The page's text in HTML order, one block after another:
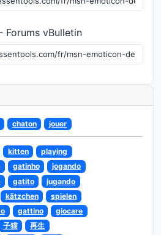
- Forums vBulletin
chaton jouer
kitten
playing
gatinho
jogando
gatito
jugando
kätzchen
spielen
gattino
giocare
子猫
再生